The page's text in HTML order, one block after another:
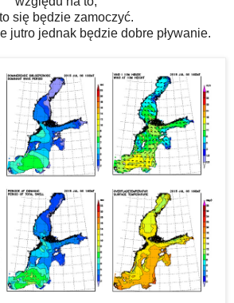
się będzie zamoczyć.
jutro jednak będzie dobre pływanie.